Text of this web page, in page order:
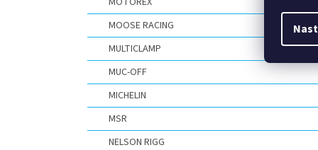
MOOSE RACING
MULTICLAMP
MUC-OFF
MICHELIN
MSR
NELSON RIGG